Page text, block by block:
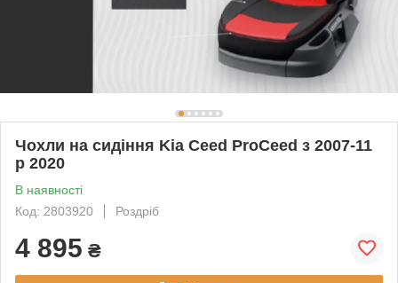
Чохли на сидіння Kia Ceed ProCeed з 2007-11
р 2020
В наявності
Код: 2803920
Роздріб
4 895 ₴